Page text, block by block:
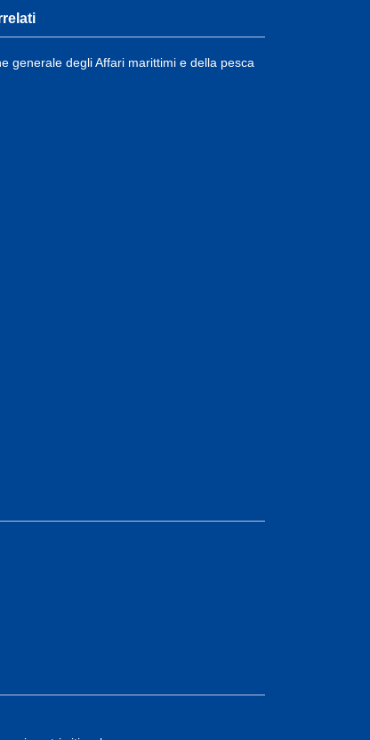
generale degli Affari marittimi e della pesca